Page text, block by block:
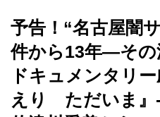
予告！“名古屋闇
件から13年―その
ドキュメンタリ
えり ただいま』-